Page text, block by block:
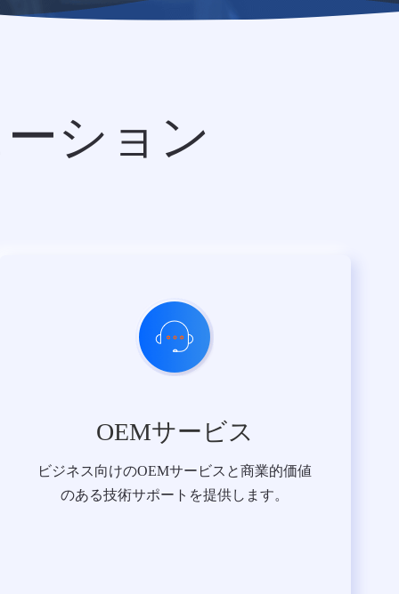
ション
OEMサービス
ビジネス向けのOEMサービスと商業的価値
のある技術サポートを提供します。